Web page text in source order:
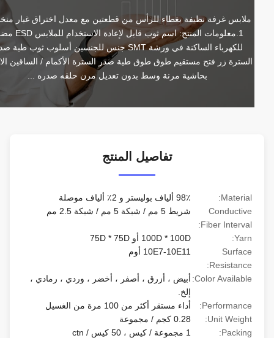
ملابس غرفة نظيفة بغطاء للرأس من قطعتين مع معدل اختراق غبار منخفض
1.معلومات المنتج: اسم ثوب قابل لإعادة الاستخدام للملابس ESD مضاد
للكهرباء الساكنة في ورشة SMT جنس للجنسين أسلوب ثوب طية صدر
السترة زر فتح مستقيم طوق طوق طية صدر السترة الأكمام / الساقين الانتهاء
بحاشية مرنة وسط بدون تعديل مرن حلقه صدره ...
تفاصيل المنتج
Material:
Conductive
Fiber Interval:
شريط 5 مم / شبكة 5 مم / شبكة 2.5 مم
100D * 100D أو 75D * 75D
Surface
Resistance:
10E7-10E11 أوم
Color Available: أبيض ، أزرق ، أصفر ، أخضر ، وردي ، رمادي ،
Performance:
أداء مستقر أكثر من 100 مرة من الغسيل
Unit Weight:
0.28 كجم / مجموعة
Packing: